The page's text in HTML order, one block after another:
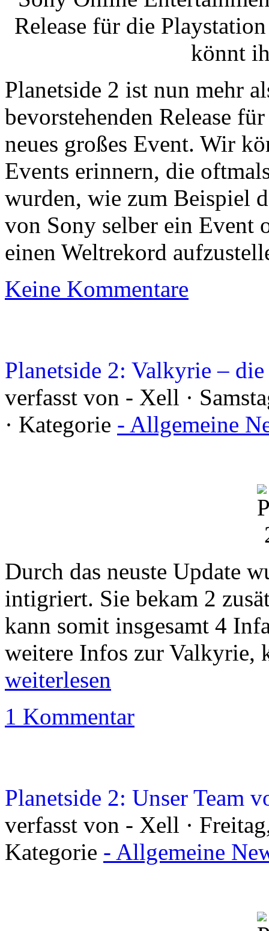
Release für die
könnt
Planetside 2 ist nun mehr
bevorstehenden Release
neues großes Event. Wir
Events erinnern, die
wurden, wie zum Beispiel
von Sony selber ein Event
einen Weltrekord
Keine Kommentare
Planetside 2: Valkyrie –
verfasst von - Xell ·
· Kategorie - Allgemeine
Durch das neuste Update
intigriert. Sie bekam 2
kann somit insgesamt 4
weitere Infos zur
weiterlesen
1 Kommentar
Planetside 2: Unser Team
verfasst von - Xell ·
Kategorie - Allgemeine